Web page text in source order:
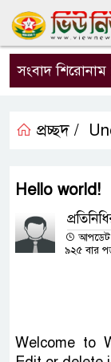
সংবাদ শিরোনাম
প্রচ্ছদ /
Hello world!
আপডেট
৯২৫ বার
Welcome to